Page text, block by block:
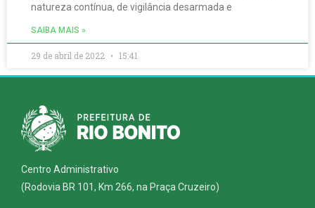
natureza contínua, de vigilância desarmada e
SAIBA MAIS »
29 de abril de 2022 15:41
Centro Administrativo
(Rodovia BR 101, Km 266, na Praça Cruzeiro)